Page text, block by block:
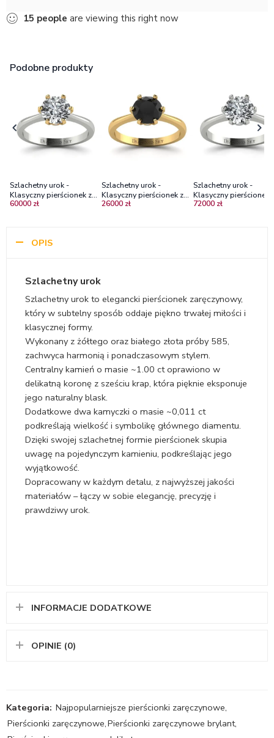
15 people are viewing this right now
Podobne produkty
Szlachetny urok -
Klasyczny pierścionek z
białego i żółtego złota z
60000 zł
Szlachetny urok -
Klasyczny pierścionek z
żółtego złota z czarnym
26000 zł
Szlachetny urok -
Klasyczny pierścionek
białego złota z
72000 zł
OPIS
Szlachetny urok
Szlachetny urok to elegancki pierścionek zaręczynowy,
który w subtelny sposób oddaje piękno trwałej miłości i
klasycznej formy.
Wykonany z żółtego oraz białego złota próby 585,
zachwyca harmonią i ponadczasowym stylem.
Centralny kamień o masie ~1.00 ct oprawiono w
delikatną koronę z sześciu krap, która pięknie eksponuje
jego naturalny blask.
Dodatkowe dwa kamyczki o masie ~0,011 ct
podkreślają wielkość i symbolikę głównego diamentu.
Dzięki swojej szlachetnej formie pierścionek skupia
uwagę na pojedynczym kamieniu, podkreślając jego
wyjątkowość.
Dopracowany w każdym detalu, z najwyższej jakości
materiałów – łączy w sobie elegancję, precyzję i
prawdziwy urok.
INFORMACJE DODATKOWE
OPINIE (0)
Kategoria: Najpopularniejsze pierścionki zaręczynowe,
Pierścionki zaręczynowe,Pierścionki zaręczynowe brylant,